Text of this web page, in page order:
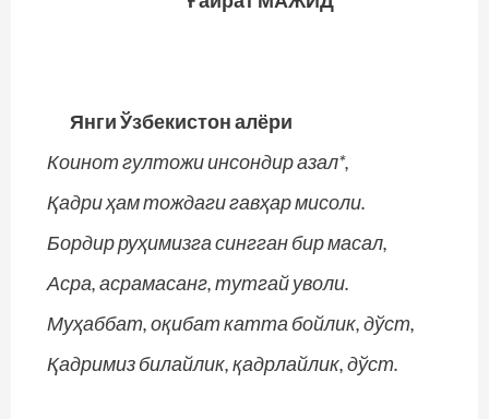
Янги Ўзбекистон алёри
Коинот гултожи инсондир азал*,
Қадри ҳам тождаги гавҳар мисоли.
Бордир руҳимизга сингган бир масал,
Асра, асрамасанг, тутгай уволи.
Муҳаббат, оқибат катта бойлик, дўст,
Қадримиз билайлик, қадрлайлик, дўст.